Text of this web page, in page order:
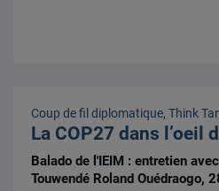
Coup de fil diplomatique,Think
La COP27 dans l’oeil
Balado de l'IEIM : entretien
Touwendé Roland Ouédraogo,